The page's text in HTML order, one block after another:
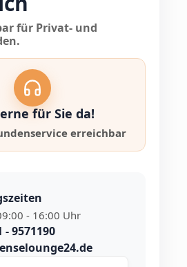
für Privat- und
für Sie da!
erreichbar
- 16:00 Uhr
- 9571190